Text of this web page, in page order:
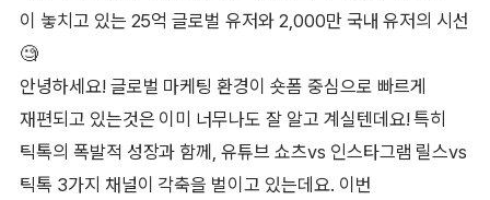
이 놓치고 있는 25억 글로벌 유저와 2,000만 국내 유저의 시선
🧐
안녕하세요! 글로벌 마케팅 환경이 숏폼 중심으로 빠르게
재편되고 있는것은 이미 너무나도 잘 알고 계실텐데요! 특히
틱톡의 폭발적 성장과 함께, 유튜브 쇼츠vs 인스타그램 릴스vs
틱톡 3가지 채널이 각축을 벌이고 있는데요. 이번